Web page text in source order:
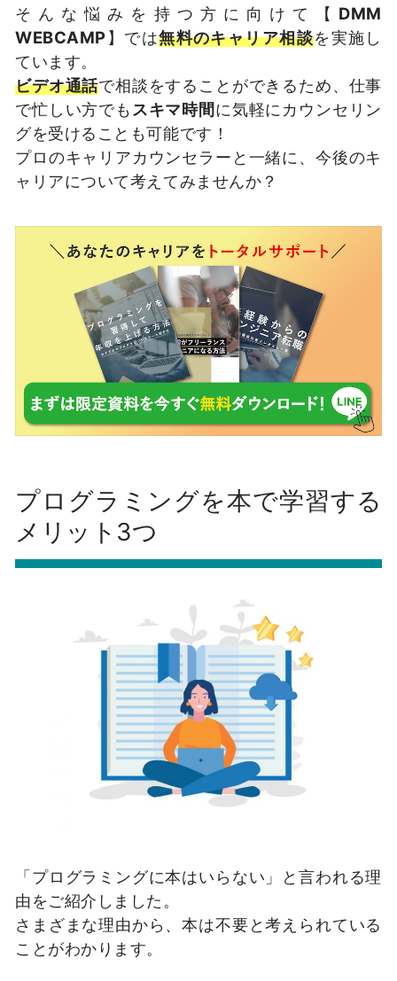
そんな悩みを持つ方に向けて【 DMM
WEBCAMP】では無料のキャリア相談を実施し
ています。
ビデオ通話で相談をすることができるため、仕事
で忙しい方でも スキマ時間に気軽にカウンセリン
グを受けることも可能です！
プロのキャリアカウンセラーと一緒に、今後のキ
ャリアについて考えてみませんか？
プログラミングを本で学習する
メリット3つ
「プログラミングに本はいらない」と言われる理
由をご紹介しました。
さまざまな理由から、本は不要と考えられている
ことがわかります。